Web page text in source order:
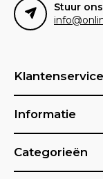
Stuur
Klantenservice
Informatie
Categorieën